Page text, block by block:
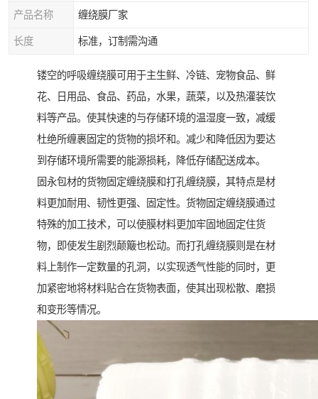
产品名称 缠绕膜厂家
长度 标准，订制需沟通
镂空的呼吸缠绕膜可用于主生鲜、冷链、宠物食品、鲜
花、日用品、食品、药品，水果，蔬菜，以及热灌装饮
料等产品。使其快速的与存储环境的温湿度一致，减缓
杜绝所缠裹固定的货物的损坏和。减少和降低因为要达
到存储环境所需要的能源损耗，降低存储配送成本。
固永包材的货物固定缠绕膜和打孔缠绕膜，其特点是材
料更加耐用、韧性更强、固定性。货物固定缠绕膜通过
特殊的加工技术，可以使膜材料更加牢固地固定住货
物，即使发生剧烈颠簸也松动。而打孔缠绕膜则是在材
料上制作一定数量的孔洞，以实现透气性能的同时，更
加紧密地将材料贴合在货物表面，使其出现松散、磨损
和变形等情况。